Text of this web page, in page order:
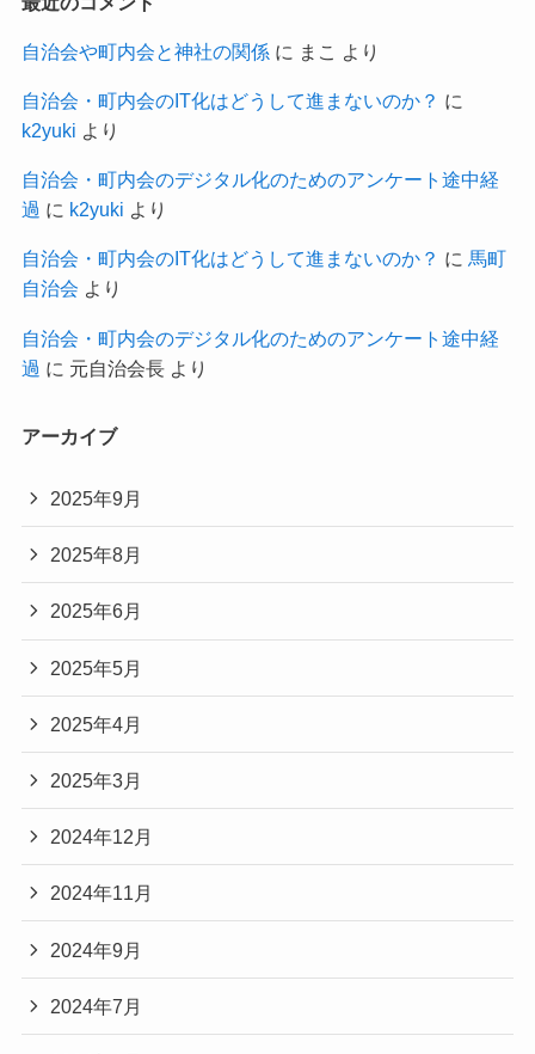
自治会や町内会と神社の関係に まこ より
自治会・町内会のIT化はどうして進まないのか？ に
k2yuki より
自治会・町内会のデジタル化のためのアンケート途中経
過 に k2yuki より
自治会・町内会のIT化はどうして進まないのか？ に 馬町
自治会 より
自治会・町内会のデジタル化のためのアンケート途中経
過 に 元自治会長より
アーカイブ
2025年9月
2025年8月
2025年6月
2025年5月
2025年4月
2025年3月
2024年12月
2024年11月
2024年9月
2024年7月